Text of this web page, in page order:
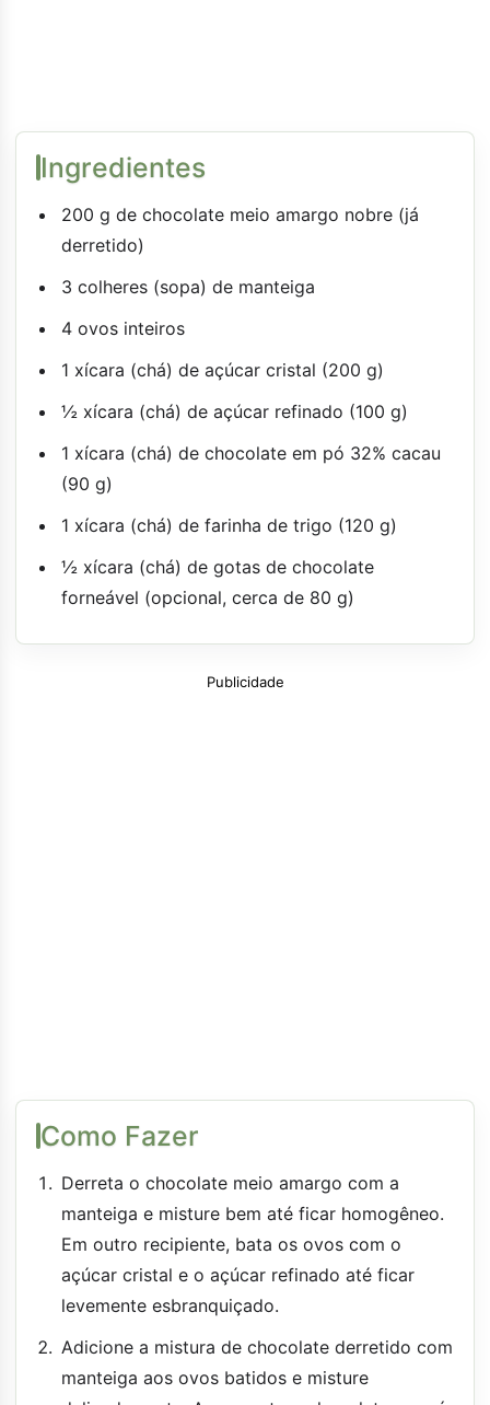
Ingredientes
200 g de chocolate meio amargo nobre (já
derretido)
3 colheres (sopa) de manteiga
4 ovos inteiros
1 xícara (chá) de açúcar cristal (200 g)
½ xícara (chá) de açúcar refinado (100 g)
1 xícara (chá) de chocolate em pó 32% cacau
(90 g)
1 xícara (chá) de farinha de trigo (120 g)
½ xícara (chá) de gotas de chocolate
forneável (opcional, cerca de 80 g)
Publicidade
Como Fazer
Derreta o chocolate meio amargo com a
manteiga e misture bem até ficar homogêneo.
Em outro recipiente, bata os ovos com o
açúcar cristal e o açúcar refinado até ficar
levemente esbranquiçado.
Adicione a mistura de chocolate derretido com
manteiga aos ovos batidos e misture